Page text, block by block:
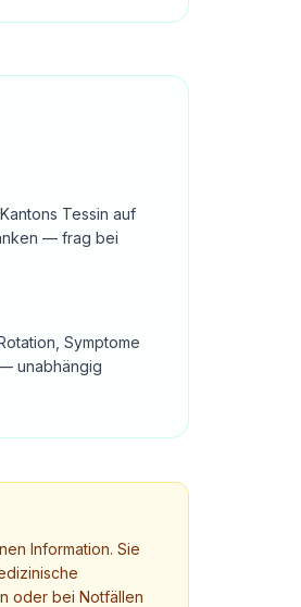
Tessin auf
— frag bei
Symptome
unabhängig
Information. Sie
oder bei Notfällen